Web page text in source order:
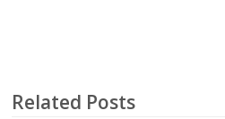
Related Posts